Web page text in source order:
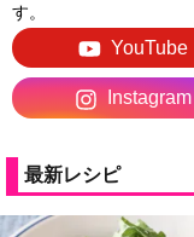
す。
YouTube
Instagram
最新レシピ